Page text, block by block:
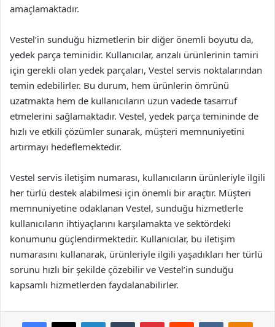
amaçlamaktadır.
Vestel’in sunduğu hizmetlerin bir diğer önemli boyutu da,
yedek parça teminidir. Kullanıcılar, arızalı ürünlerinin tamiri
için gerekli olan yedek parçaları, Vestel servis noktalarından
temin edebilirler. Bu durum, hem ürünlerin ömrünü
uzatmakta hem de kullanıcıların uzun vadede tasarruf
etmelerini sağlamaktadır. Vestel, yedek parça temininde de
hızlı ve etkili çözümler sunarak, müşteri memnuniyetini
artırmayı hedeflemektedir.
Vestel servis iletişim numarası, kullanıcıların ürünleriyle ilgili
her türlü destek alabilmesi için önemli bir araçtır. Müşteri
memnuniyetine odaklanan Vestel, sunduğu hizmetlerle
kullanıcıların ihtiyaçlarını karşılamakta ve sektördeki
konumunu güçlendirmektedir. Kullanıcılar, bu iletişim
numarasını kullanarak, ürünleriyle ilgili yaşadıkları her türlü
sorunu hızlı bir şekilde çözebilir ve Vestel’in sunduğu
kapsamlı hizmetlerden faydalanabilirler.
Facebook
X LinkedInTumblr PinterestReddit VKontakte